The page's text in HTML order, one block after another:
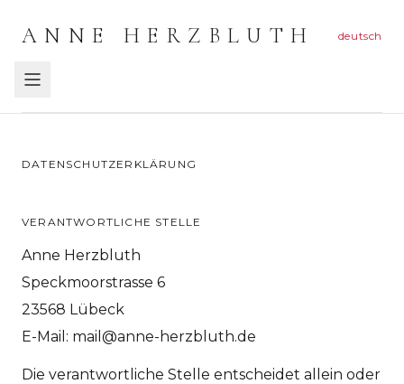
ANNE HERZBLUTH deutsch
DATENSCHUTZERKLÄRUNG
VERANTWORTLICHE STELLE
Anne Herzbluth
Speckmoorstrasse 6
23568 Lübeck
E-Mail: mail@anne-herzbluth.de
Die verantwortliche Stelle entscheidet allein oder